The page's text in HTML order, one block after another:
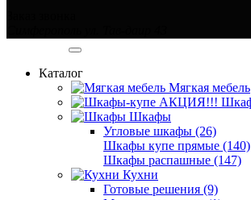
Каталог
Мягкая мебель
Шкафы
Угловые шкафы (26)
Шкафы купе прямые (140)
Шкафы распашные (147)
Кухни
Готовые решения (9)